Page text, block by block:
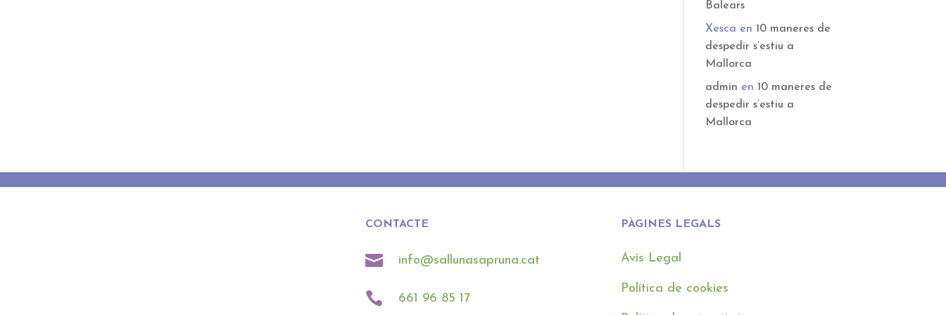
Balears
Xesca en 10 maneres de
despedir s’estiu a
Mallorca
admin en 10 maneres de
despedir s’estiu a
Mallorca
CONTACTE
 info@sallunasapruna.cat
 661 96 85 17
PÀGINES LEGALS
Avís Legal
Política de cookies